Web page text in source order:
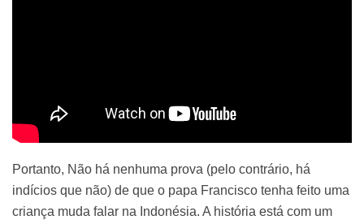
Portanto, Não há nenhuma prova (pelo contrário, há
indícios que não) de que o papa Francisco tenha feito uma
criança muda falar na Indonésia. A história está com um